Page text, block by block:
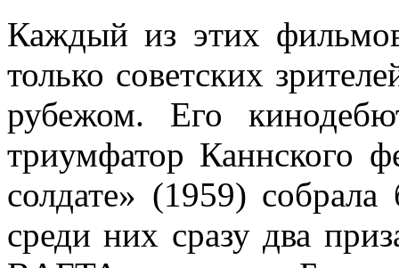
Каждый из этих
только советских
рубежом. Его
триумфатор Каннского
солдате» (1959)
среди них сразу два